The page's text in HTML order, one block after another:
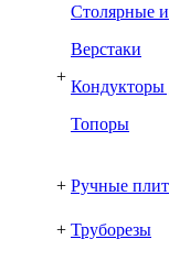
+
Столярные
Верстаки
Кондукторы
Топоры
+ Ручные
+ Труборезы